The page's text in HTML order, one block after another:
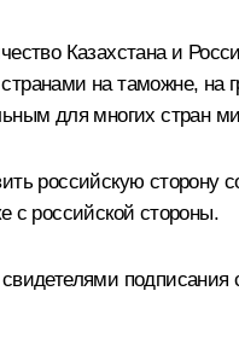
Казахстана и
на таможне, на
для многих стран
российскую
с российской стороны.